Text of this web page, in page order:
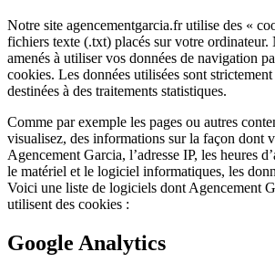
Notre site agencementgarcia.fr utilise des «
fichiers texte (.txt) placés sur votre ordinateur.
amenés à utiliser vos données de navigation
cookies. Les données utilisées sont
destinées à des traitements statistiques.
Comme par exemple les pages ou autres
visualisez, des informations sur la façon dont
Agencement Garcia, l’adresse IP, les heures
le matériel et le logiciel informatiques, les
Voici une liste de logiciels dont Agencement
utilisent des cookies :
Google Analytics